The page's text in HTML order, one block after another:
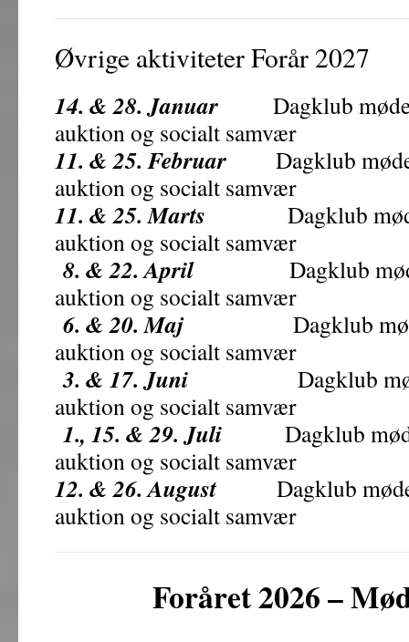
Øvrige aktiviteter Forår 2027
14. & 28. Januar
Dagklub
auktion og socialt samvær
11. & 25. Februar Dagklub
auktion og socialt samvær
11. & 25. Marts Dagklub
auktion og socialt samvær
8. & 22. AprilDagklub mødes
auktion og socialt samvær
6. & 20. MajDagklub mødes
auktion og socialt samvær
3. & 17. Juni
Dagklub
auktion og socialt samvær
1., 15. & 29. Juli
Dagklub
auktion og socialt samvær
12. & 26. August
Dagklub
auktion og socialt samvær
Foråret 2026 –